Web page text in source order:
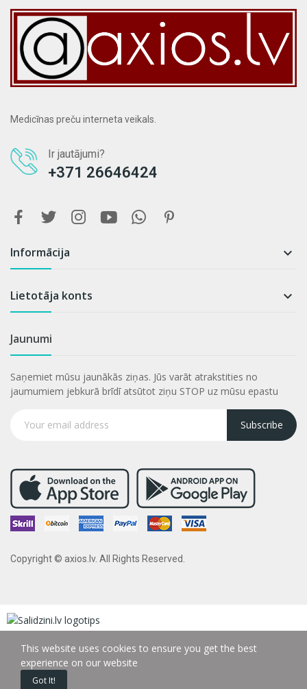
Medicīnas preču interneta veikals.
Ir jautājumi?
+371 26646424
Informācija 
Lietotāja konts 
Jaunumi
Saņemiet mūsu jaunākās ziņas. Jūs varāt atrakstities no
jaumumiem jebkurā brīdī atsūtot ziņu STOP uz mūsu epastu
Subscribe
Copyright © axios.lv. All Rights Reserved.
This website uses cookies to ensure you get the best
experience on our website
Got It!